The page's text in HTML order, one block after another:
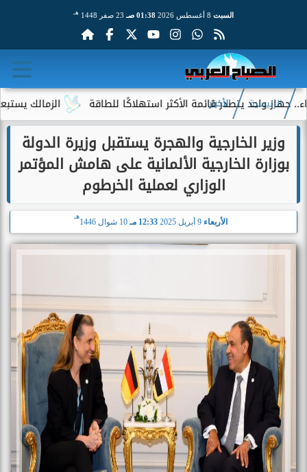
السبت 01:38 صـ 23 صفر 1448 هـ
الزمالك يستبعد 4 لاعبين شباب من حساباته في الموسم الجديد يتصدر قائمة الأكثر استهلاكًا للطاقة
الرئيسية الأخبار
وزير الخارجية والهجرة يستقبل وزيرة الدولة
بوزارة الخارجية الألمانية على هامش المؤتمر
الوزاري لعملية الخرطوم
الأربعاء 12:33 مـ 10 شوال 1446
هـ